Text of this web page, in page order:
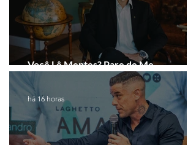
Você Lê Mentes? Pare de Me
há 16 horas